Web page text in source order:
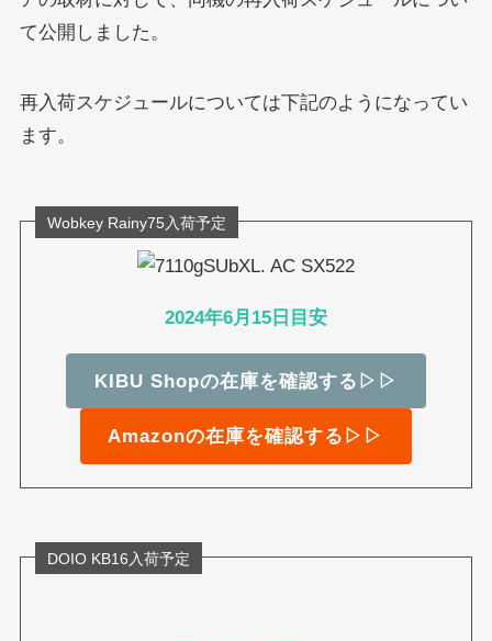
て公開しました。
再入荷スケジュールについては下記のようになってい
ます。
Wobkey Rainy75入荷予定
2024年6月15日目安
KIBU Shopの在庫を確認する▷▷
Amazonの在庫を確認する▷▷
DOIO KB16入荷予定